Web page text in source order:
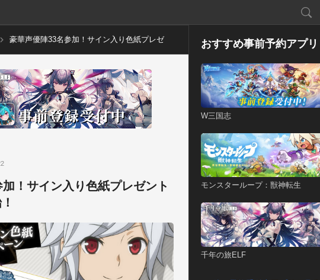
豪華声優陣33名参加！サイン入り色紙プレゼ
！サイン入り色紙プレゼント
おすすめ事前予約アプリ
W三国志
モンスターループ：獣神転生
千年の旅ELF